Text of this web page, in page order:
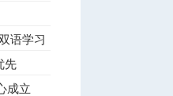
语学习
先
成立